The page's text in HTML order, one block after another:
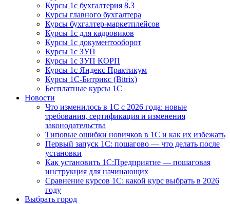
Курсы 1с бухгалтерия 8.3
Курсы главного бухгалтера
Курсы бухгалтер-маркетплейсов
Курсы 1с для кадровиков
Курсы 1с документооборот
Курсы 1с ЗУП
Курсы 1с ЗУП КОРП
Курсы 1с Яндекс Практикум
Курсы 1С-Битрикс (Bitrix)
Бесплатные курсы 1С
Новости
Что изменилось в 1С с 2026 года: новые
требования, сертификация и изменения
законодательства
Типовые ошибки новичков в 1С и как их избежать
Первый запуск 1С: пошагово — что делать после
установки
Как установить 1С:Предприятие — пошаговая
инструкция для начинающих
Сравнение курсов 1С: какой курс выбрать в 2026
году
Выбрать город